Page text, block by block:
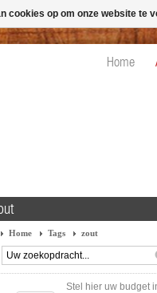
Home
Home Tags zout
Stel hier uw budget
cookies op om onze website te